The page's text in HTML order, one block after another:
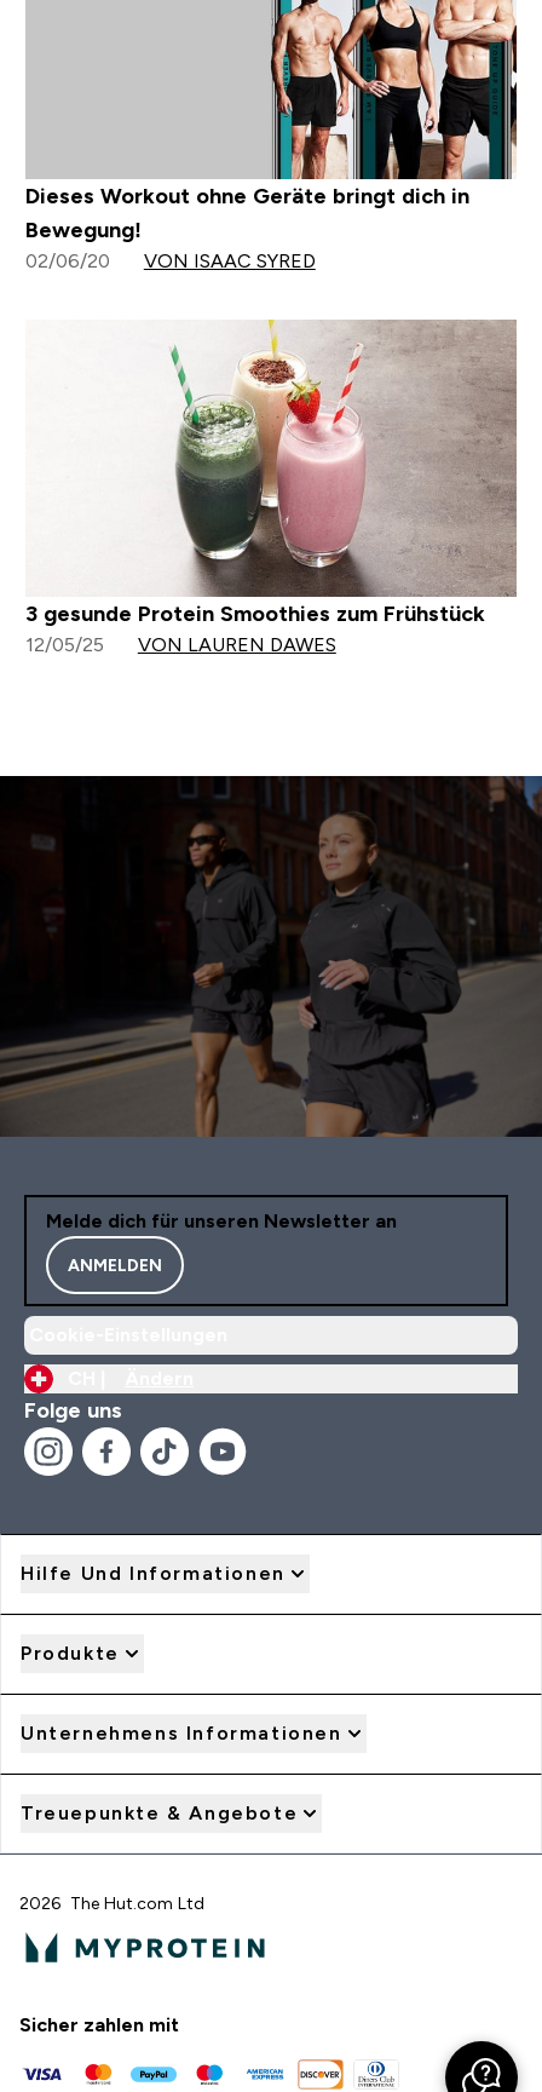
Dieses Workout ohne Geräte bringt dich in
Bewegung!
02/06/20 VON ISAAC SYRED
3 gesunde Protein Smoothies zum Frühstück
12/05/25 VON LAUREN DAWES
Melde dich für unseren Newsletter an
ANMELDEN
Folge uns
Hilfe Und Informationen
Produkte
Unternehmens Informationen
Treuepunkte & Angebote
2026 The Hut.com Ltd
Sicher zahlen mit